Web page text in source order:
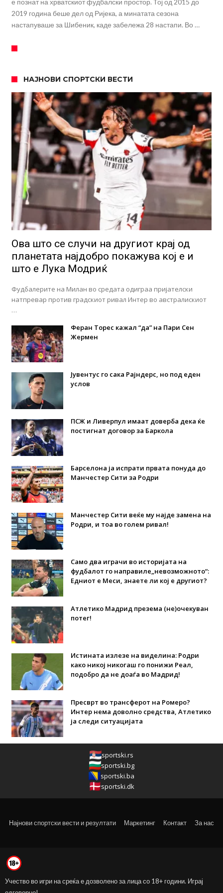
е познат на хрватскиот фудбалски простор. Тој од 2015 до
2019 година беше дел од Ријека, а минатата сезона
настапуваше за Шибеник, каде забележа 28 настапи. Во …
НАЈНОВИ СПОРТСКИ ВЕСТИ
Ова што се случи на другиот крај од
планетата најдобро покажува кој е и
што е Лука Модриќ
Фудбалерите на Милан во средата одиграа пријателски
натпревар против градскиот ривал Интер во австралискиот
…
Феран Торес кажал “да” на Пари Сен
Жермен
Јувентус го сака Рајндерс, но под еден
услов
ПСЖ и Ливерпул имаат доверба дека ќе
постигнат договор за Баркола
Барселона ја испрати првата понуда до
Манчестер Сити за Родри
Манчестер Сити веќе му најде замена на
Родри, и тоа во голем ривал!
Само два играчи во историјата на
фудбалот го направиле„невозможното“:
Едниот е Меси, знаете ли кој е другиот?
Атлетико Мадрид презема (не)очекуван
потег!
Истината излезе на виделина: Родри
како никој никогаш го понижи Реал,
подобро да не доаѓа во Мадрид!
Пресврт во трансферот на Ромеро?
Интер нема доволно средства, Атлетико
ја следи ситуацијата
sportski.rs
sportski.bg
sportski.ba
sportski.dk
Најнови спортски вести и резултати Маркетинг Контакт За нас
Учество во игри на среќа е дозволено за лица со 18+ години. Играј